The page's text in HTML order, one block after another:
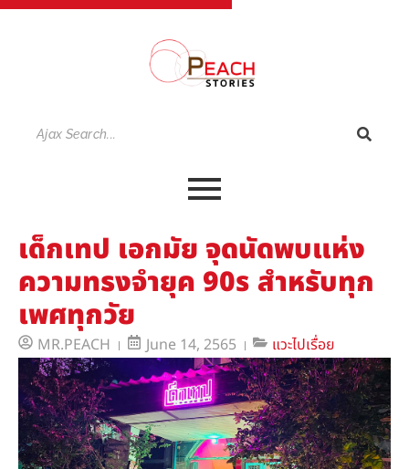
เด็กเทป เอกมัย จุดนัดพบแห่ง
ความทรงจำยุค 90s สำหรับทุก
เพศทุกวัย
MR.PEACH June 14, 2565 แวะไปเรื่อย